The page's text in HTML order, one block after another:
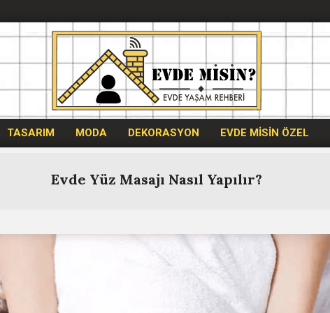
Evdemisin.com
TASARIM MODA DEKORASYON EVDE MİSİN ÖZEL
Evde Yüz Masajı Nasıl Yapılır?